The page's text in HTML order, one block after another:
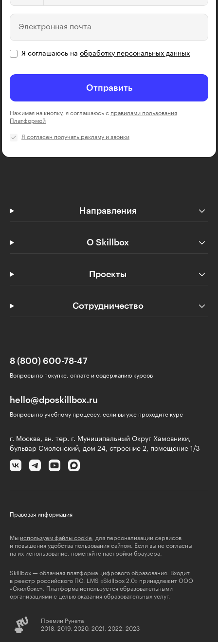
Электронная почта
Я соглашаюсь на обработку персональных данных
Отправить
Нажимая на кнопку, я соглашаюсь с правилами пользования
Платформой
Я согласен получать рекламу и звонки
Направления
О Skillbox
Проекты
Сотрудничество
8 (800) 600-78-47
Вопросы по покупке, оплате и содержанию курсов
hello@dposkillbox.ru
Вопросы по учебному процессу, если вы уже проходите курс
г. Москва, вн. тер. г. Муниципальный Округ Хамовники,
бульвар Смоленский, дом 24, строение 2, помещение 1/3
Правовая информация
Мы используем файлы cookie , для персонализации сервисов
и повышения удобства пользования сайтом. Если вы не согласны
на их использование, поменяйте настройки браузера.
Skillbox — облачная платформа цифрового образования. Входит
в реестр российского ПО. LMS «Skillbox 2.0» принадлежит ООО
«Скилбокс». Платформа используется образовательными
организациями с целью оказания образовательных услуг.
Премии Рунета
2018, 2019, 2020, 2021, 2022, 2023